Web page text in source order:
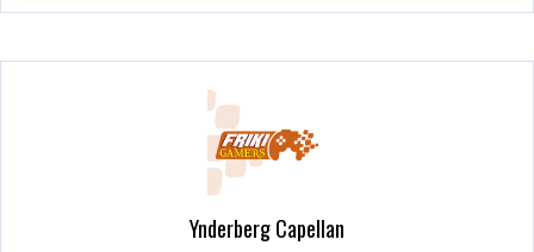
Ynderberg Capellan